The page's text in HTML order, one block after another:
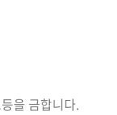
을 금합니다.